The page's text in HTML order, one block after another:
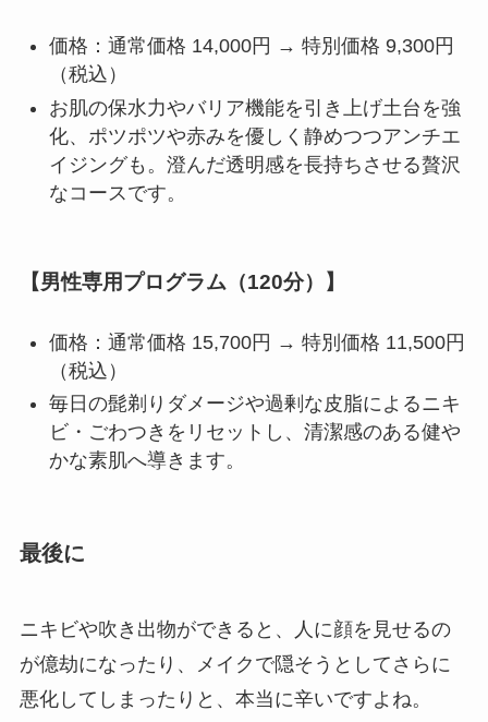
価格：通常価格 14,000円 → 特別価格 9,300円
（税込）
お肌の保水力やバリア機能を引き上げ土台を強
化、ポツポツや赤みを優しく静めつつアンチエ
イジングも。澄んだ透明感を長持ちさせる贅沢
なコースです。
【男性専用プログラム（120分）】
価格：通常価格 15,700円 → 特別価格 11,500円
（税込）
毎日の髭剃りダメージや過剰な皮脂によるニキ
ビ・ごわつきをリセットし、清潔感のある健や
かな素肌へ導きます。
最後に
ニキビや吹き出物ができると、人に顔を見せるの
が億劫になったり、メイクで隠そうとしてさらに
悪化してしまったりと、本当に辛いですよね。